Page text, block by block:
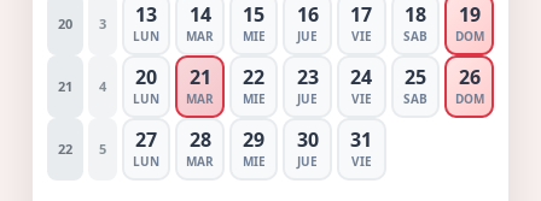
20 3 13
LUN
14
MAR
15
MIE
16
JUE
17
VIE
18
SAB
19
DOM
21 4 20
LUN
21
MAR
22
MIE
23
JUE
24
VIE
25
SAB
26
DOM
22 5 27
LUN
28
MAR
29
MIE
30
JUE
31
VIE